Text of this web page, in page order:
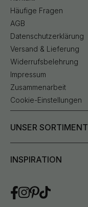
Häufige Fragen
AGB
Datenschutzerklärung
Versand & Lieferung
Widerrufsbelehrung
Impressum
Zusammenarbeit
Cookie-Einstellungen
UNSER SORTIMENT
INSPIRATION